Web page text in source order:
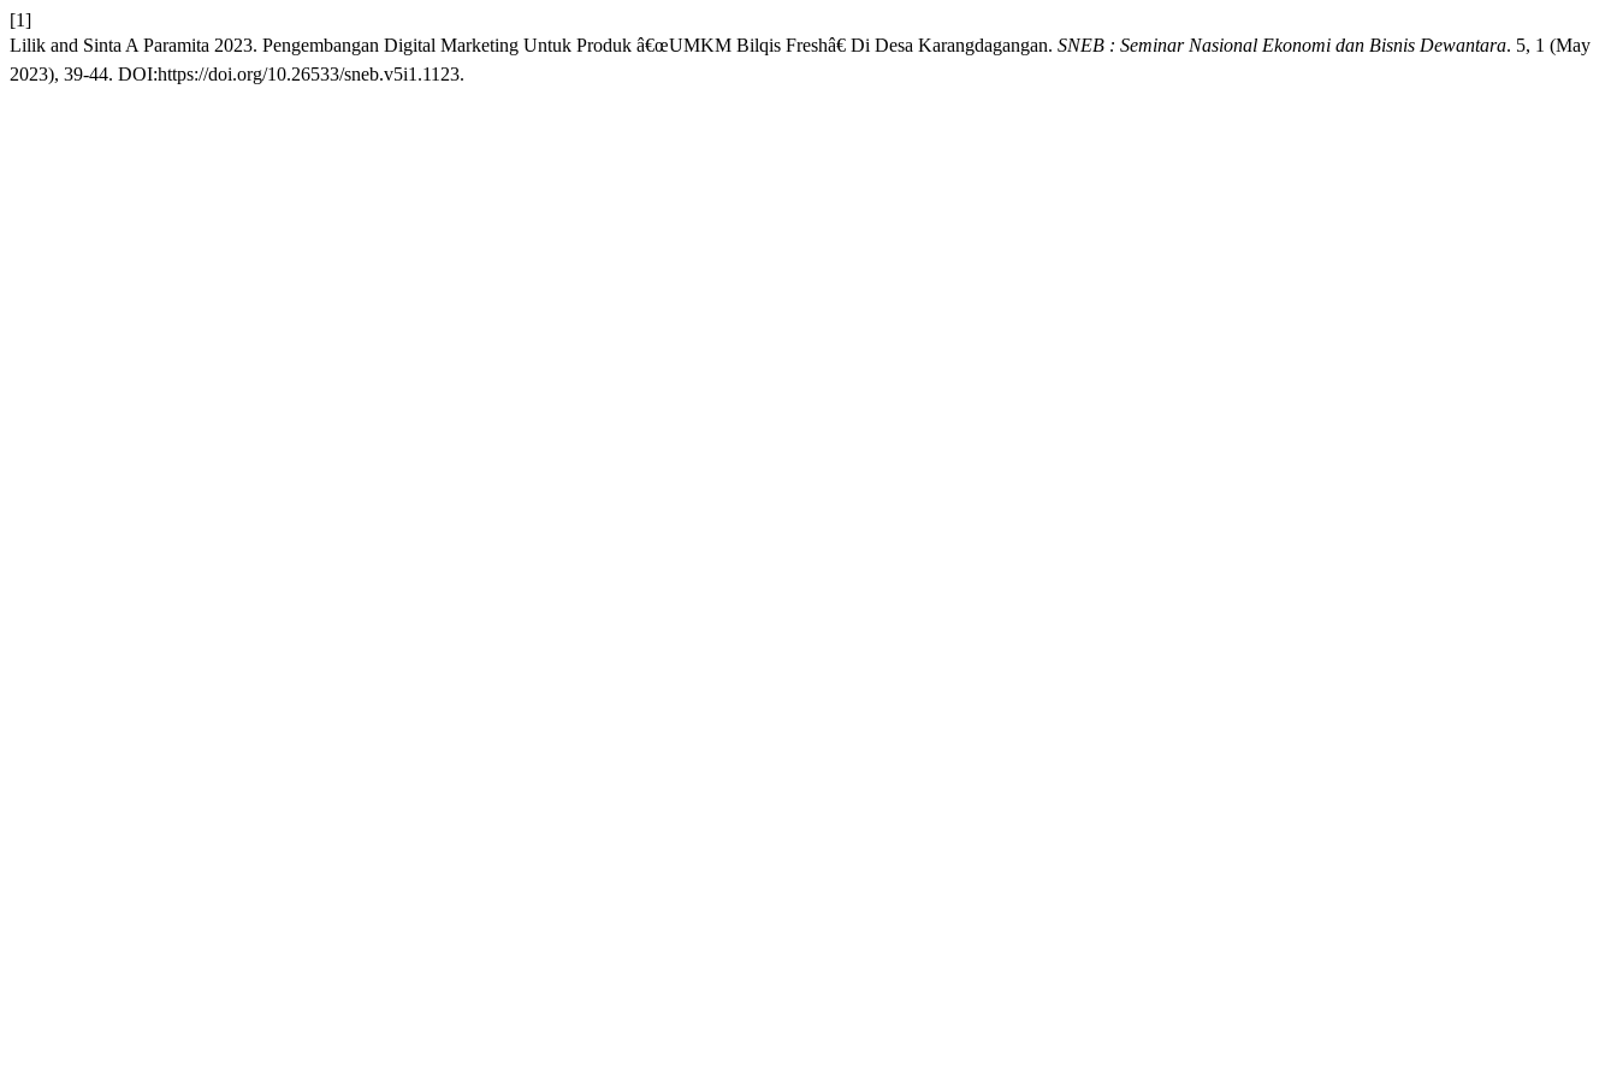
[1]
Lilik and Sinta A Paramita 2023. Pengembangan Digital Marketing Untuk Produk â€œUMKM Bilqis Freshâ€ Di Desa Karangdagangan. SNEB : Seminar Nasional Ekonomi dan Bisnis Dewantara. 5, 1 (May
2023), 39-44. DOI:https://doi.org/10.26533/sneb.v5i1.1123.